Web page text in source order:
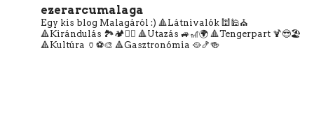
ezerarcumalaga
Egy kis blog Malagáról :) 🔺Látnivalók 🕍🕌⛪
🔺Kirándulás 🏞️🏕️🧗‍♀️ 🔺Utazás 🚙🎢🌍 🔺Tengerpart 🍹😎🏖️
🔺Kultúra 🏺⚽🎨 🔺Gasztronómia 🥘🍤🍻